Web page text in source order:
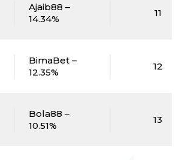
Ajaib88 –
14.34%
11
BimaBet –
12.35%
12
Bola88 –
10.51%
13